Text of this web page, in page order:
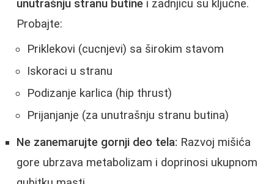
unutrašnju stranu butine i zadnjicu su kĺjučne.
Probajte:
Priklekovi (cucnjevi) sa širokim stavom
Iskoraci u stranu
Podizanje karlica (hip thrust)
Prijanjanje (za unutrašnju stranu butina)
Ne zanemarujte gornji deo tela: Razvoj mišića
gore ubrzava metabolizam i doprinosi ukupnom